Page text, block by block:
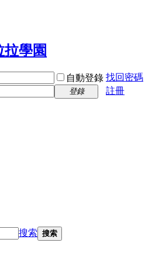
自動登錄 找回密碼
登錄
註冊
搜索 搜索